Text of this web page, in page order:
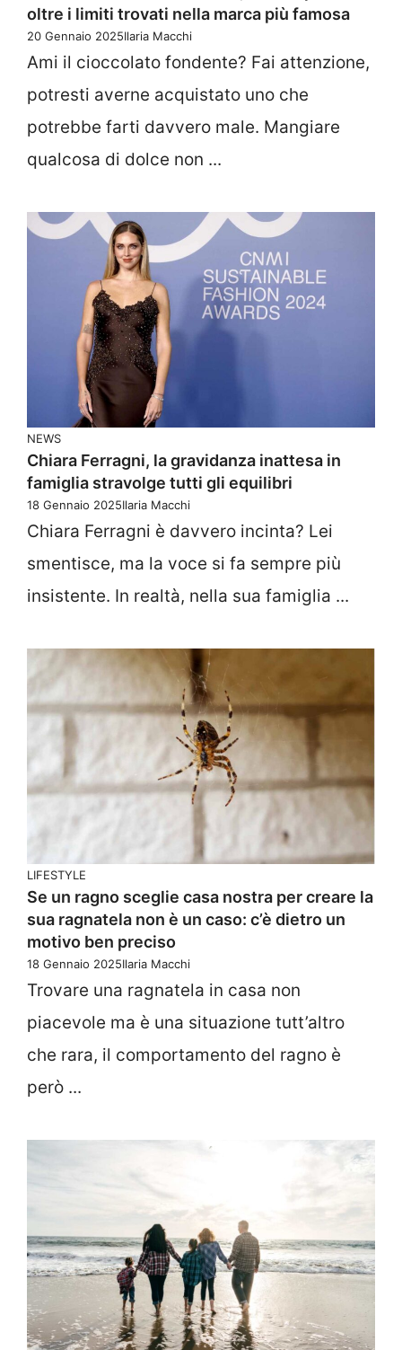
oltre i limiti trovati nella marca più famosa
20 Gennaio 2025Ilaria Macchi
Ami il cioccolato fondente? Fai attenzione,
potresti averne acquistato uno che
potrebbe farti davvero male. Mangiare
qualcosa di dolce non ...
NEWS
Chiara Ferragni, la gravidanza inattesa in
famiglia stravolge tutti gli equilibri
18 Gennaio 2025Ilaria Macchi
Chiara Ferragni è davvero incinta? Lei
smentisce, ma la voce si fa sempre più
insistente. In realtà, nella sua famiglia ...
LIFESTYLE
Se un ragno sceglie casa nostra per creare la
sua ragnatela non è un caso: c’è dietro un
motivo ben preciso
18 Gennaio 2025Ilaria Macchi
Trovare una ragnatela in casa non
piacevole ma è una situazione tutt’altro
che rara, il comportamento del ragno è
però ...